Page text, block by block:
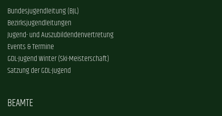
Bundesjugendleitung (BJL)
Bezirksjugendleitungen
Jugend- und Auszubildendenvertretung
Events & Termine
GDL-Jugend Winter (Ski-Meisterschaft)
Satzung der GDL-Jugend
BEAMTE